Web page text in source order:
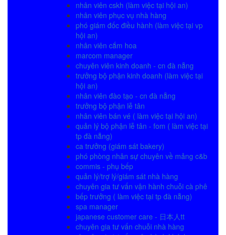
nhân viên cskh (làm việc tại hội an)
nhân viên phục vụ nhà hàng
phó giám đốc điều hành (làm việc tại vp
hội an)
nhân viên cắm hoa
marcom manager
chuyên viên kinh doanh - cn đà nẵng
trưởng bộ phận kinh doanh (làm việc tại
hội an)
nhân viên đào tạo - cn đà nẵng
trưởng bộ phận lễ tân
nhân viên bán vé ( làm việc tại hội an)
quản lý bộ phận lễ tân - fom ( làm việc tại
tp đà nẵng)
ca trưởng (giám sát bakery)
phó phòng nhân sự chuyên về mảng c&b
commis - phụ bếp
quản lý/trợ lý/giám sát nhà hàng
chuyên gia tư vấn vận hành chuỗi cà phê
bếp trưởng ( làm việc tại tp đà nẵng)
spa manager
japanese customer care - 日本人tt
chuyên gia tư vấn chuỗi nhà hàng